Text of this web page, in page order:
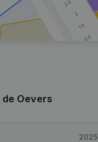
de Oevers
2025